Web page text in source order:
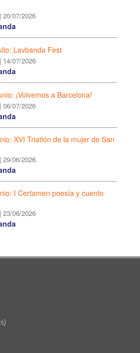
| 20/07/2026
Lavbanda Fest
| 14/07/2026
¡Volvemos a Barcelona!
| 06/07/2026
XVI Triatlón de la mujer de San
| 29/06/2026
I Certamen poesía y cuento
| 23/06/2026